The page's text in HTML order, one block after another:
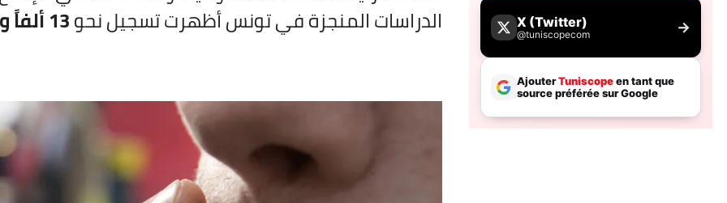
الدراسات المنجزة في تونس أظهرت تسجيل نحو13 ألفاً و200 حالة وفاة سنوياً